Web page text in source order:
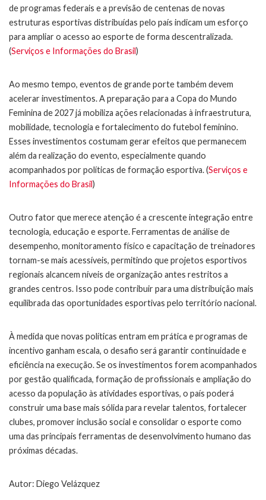
de programas federais e a previsão de centenas de novas
estruturas esportivas distribuídas pelo país indicam um esforço
para ampliar o acesso ao esporte de forma descentralizada.
(Serviços e Informações do Brasil)
Ao mesmo tempo, eventos de grande porte também devem
acelerar investimentos. A preparação para a Copa do Mundo
Feminina de 2027 já mobiliza ações relacionadas à infraestrutura,
mobilidade, tecnologia e fortalecimento do futebol feminino.
Esses investimentos costumam gerar efeitos que permanecem
além da realização do evento, especialmente quando
acompanhados por políticas de formação esportiva. (Serviços e
Informações do Brasil)
Outro fator que merece atenção é a crescente integração entre
tecnologia, educação e esporte. Ferramentas de análise de
desempenho, monitoramento físico e capacitação de treinadores
tornam-se mais acessíveis, permitindo que projetos esportivos
regionais alcancem níveis de organização antes restritos a
grandes centros. Isso pode contribuir para uma distribuição mais
equilibrada das oportunidades esportivas pelo território nacional.
À medida que novas políticas entram em prática e programas de
incentivo ganham escala, o desafio será garantir continuidade e
eficiência na execução. Se os investimentos forem acompanhados
por gestão qualificada, formação de profissionais e ampliação do
acesso da população às atividades esportivas, o país poderá
construir uma base mais sólida para revelar talentos, fortalecer
clubes, promover inclusão social e consolidar o esporte como
uma das principais ferramentas de desenvolvimento humano das
próximas décadas.
Autor: Diego Velázquez